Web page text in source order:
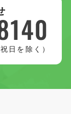
日を除く）